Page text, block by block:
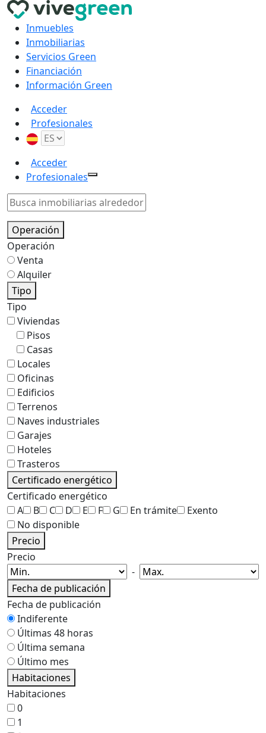
Inmuebles
Inmobiliarias
Servicios Green
Financiación
Información Green
Acceder
Profesionales
Acceder
Profesionales
Operación
Operación
Venta
Alquiler
Tipo
Tipo
Viviendas
Pisos
Casas
Locales
Oficinas
Edificios
Terrenos
Naves industriales
Garajes
Hoteles
Trasteros
Certificado energético
Certificado energético
A
B C D E F G En trámite
Exento
No disponible
Precio
Precio
-
Fecha de publicación
Fecha de publicación
Indiferente
Últimas 48 horas
Última semana
Último mes
Habitaciones
Habitaciones
0
1